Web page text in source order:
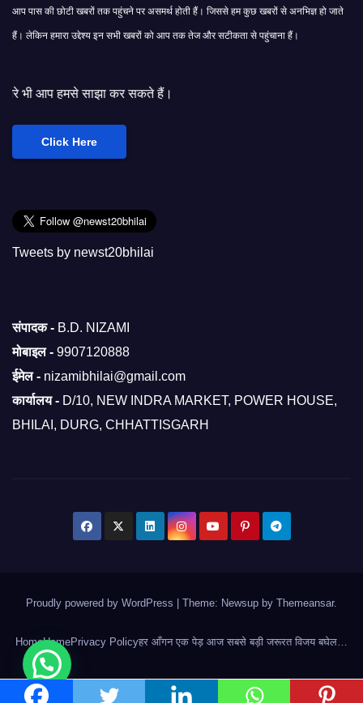
आप पास की छोटी खबरों तक पहुंचने पर असमर्थ होती हैं। जिससे हम कुछ खबरों से अनभिज्ञ हो जाते
हैं। लेकिन हमारा उद्देश्य इन सभी खबरों को आप तक तेज और सटीकता से पहुंचाना हैं।
कर सकते हैं।
Click Here
Tweets by newst20bhilai
संपादक - B.D. NIZAMI
मोबाइल - 9907120888
ईमेल - nizamibhilai@gmail.com
कार्यालय - D/10, NEW INDRA MARKET, POWER HOUSE,
BHILAI, DURG, CHHATTISGARH
Proudly powered by WordPress Theme: Newsup by Themeansar.
HomeHomePrivacy Policyहर आँगन एक पेड़ आज सबसे बड़ी जरूरत विजय बघेल…